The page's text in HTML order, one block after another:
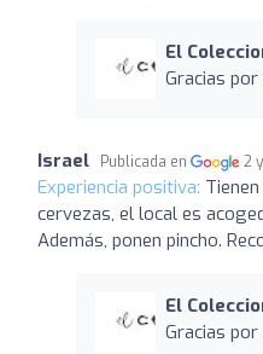
El
Gracias
Israel Publicada en 2
Experiencia positiva:
cervezas, el local es
Además, ponen pincho.
El
Gracias